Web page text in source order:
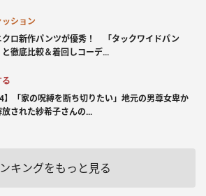
ッション
クロ新作パンツが優秀！ 「タックワイドパン
と徹底比較＆着回しコーデ...
】「家の呪縛を断ち切りたい」地元の男尊女卑か
放された紗希子さんの...
キングをもっと見る